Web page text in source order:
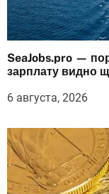
SeaJobs.pro —
зарплату видно
6 августа, 2026